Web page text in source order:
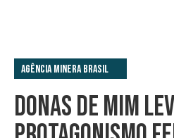
Agência Minera Brasil
DONAS DE MIM